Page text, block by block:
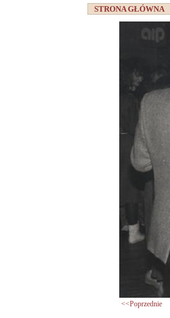
STRONA GŁÓWNA
<<Poprzednie